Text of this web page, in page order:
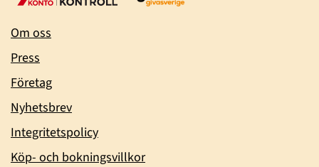
Om oss
Press
Företag
Nyhetsbrev
Integritetspolicy
Köp- och bokningsvillkor